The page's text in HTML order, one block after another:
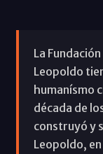
La
Leopoldo
humanísmo
década de
construyó y
Leopoldo,